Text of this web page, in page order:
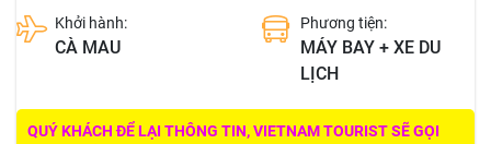
Khởi hành:
CÀ MAU
Phương tiện:
MÁY BAY + XE DU
LỊCH
QUÝ KHÁCH ĐỂ LẠI THÔNG TIN, VIETNAM TOURIST SẼ GỌI